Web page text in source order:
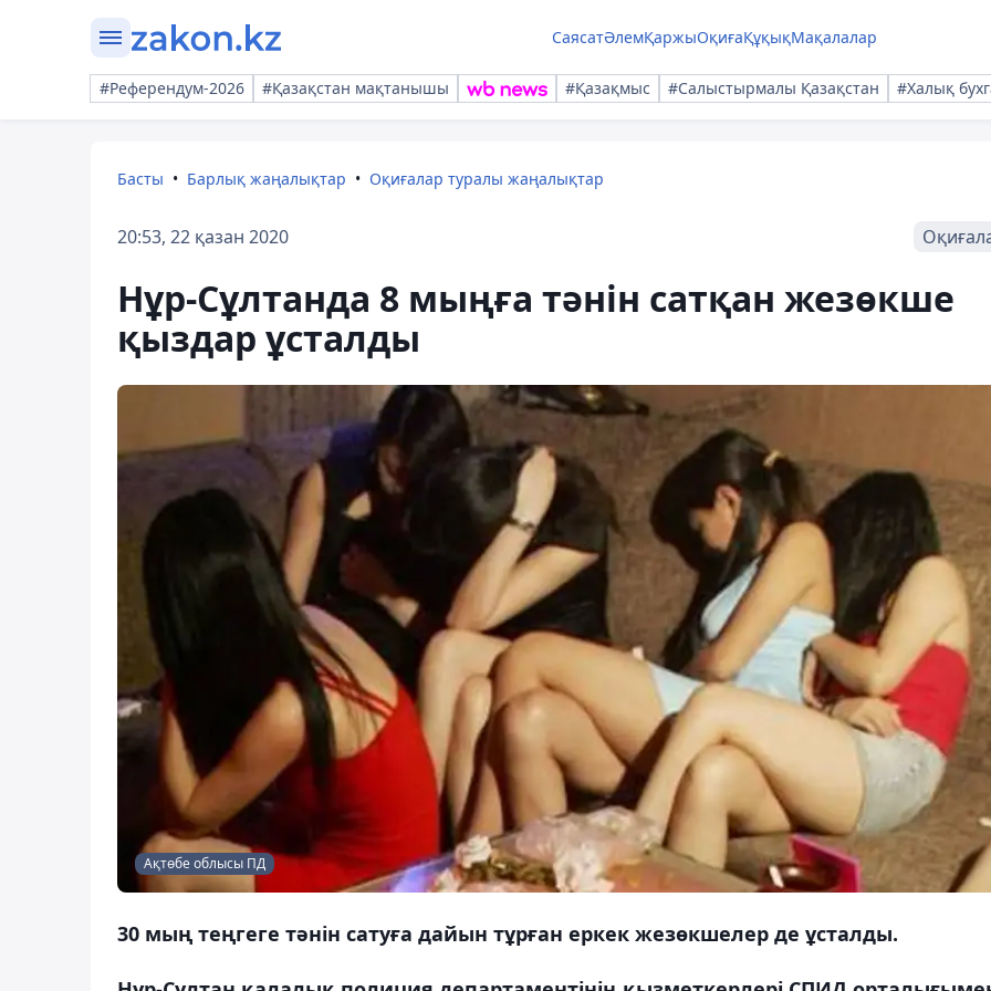
СаясатӘлемҚаржыОқиғаҚұқықМақалалар
#Референдум-2026 #Қазақстан мақтанышы #Қазақмыс #Салыстырмалы Қазақстан #Халық
Басты Барлық жаңалықтар Оқиғалар туралы жаңалықтар
20:53, 22 қазан 2020
Нұр-Сұлтанда 8 мыңға тәнін сатқан жезөкше
қыздар ұсталды
Ақтөбе облысы ПД
30 мың теңгеге тәнін сатуға дайын тұрған еркек жезөкшелер де ұсталды.